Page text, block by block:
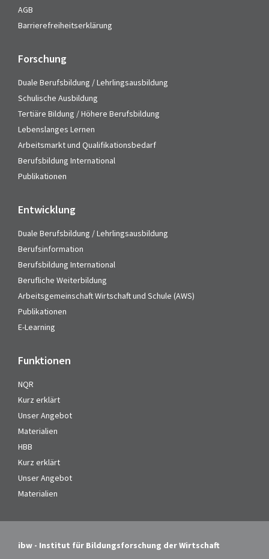
AGB
Barrierefreiheitserklärung
Forschung
Duale Berufsbildung / Lehrlingsausbildung
Schulische Ausbildung
Tertiäre Bildung / Höhere Berufsbildung
Lebenslanges Lernen
Arbeitsmarkt und Qualifikationsbedarf
Berufsbildung International
Publikationen
Entwicklung
Duale Berufsbildung / Lehrlingsausbildung
Berufsinformation
Berufsbildung International
Berufliche Weiterbildung
Arbeitsgemeinschaft Wirtschaft und Schule (AWS)
Publikationen
E-Learning
Funktionen
NQR
Kurz erklärt
Unser Angebot
Materialien
HBB
Kurz erklärt
Unser Angebot
Materialien
ibw - Institut für Bildungsforschung der Wirtschaft